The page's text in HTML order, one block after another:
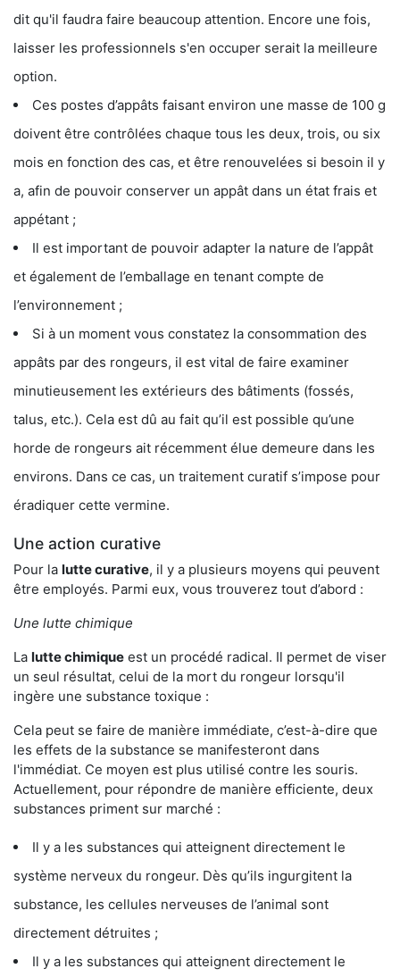
dit qu'il faudra faire beaucoup attention. Encore une fois,
laisser les professionnels s'en occuper serait la meilleure
option.
Ces postes d’appâts faisant environ une masse de 100 g
doivent être contrôlées chaque tous les deux, trois, ou six
mois en fonction des cas, et être renouvelées si besoin il y
a, afin de pouvoir conserver un appât dans un état frais et
appétant ;
Il est important de pouvoir adapter la nature de l’appât
et également de l’emballage en tenant compte de
l’environnement ;
Si à un moment vous constatez la consommation des
appâts par des rongeurs, il est vital de faire examiner
minutieusement les extérieurs des bâtiments (fossés,
talus, etc.). Cela est dû au fait qu’il est possible qu’une
horde de rongeurs ait récemment élue demeure dans les
environs. Dans ce cas, un traitement curatif s’impose pour
éradiquer cette vermine.
Une action curative
Pour la lutte curative, il y a plusieurs moyens qui peuvent
être employés. Parmi eux, vous trouverez tout d’abord :
Une lutte chimique
La lutte chimique est un procédé radical. Il permet de viser
un seul résultat, celui de la mort du rongeur lorsqu'il
ingère une substance toxique :
Cela peut se faire de manière immédiate, c’est-à-dire que
les effets de la substance se manifesteront dans
l'immédiat. Ce moyen est plus utilisé contre les souris.
Actuellement, pour répondre de manière efficiente, deux
substances priment sur marché :
Il y a les substances qui atteignent directement le
système nerveux du rongeur. Dès qu’ils ingurgitent la
substance, les cellules nerveuses de l’animal sont
directement détruites ;
Il y a les substances qui atteignent directement le